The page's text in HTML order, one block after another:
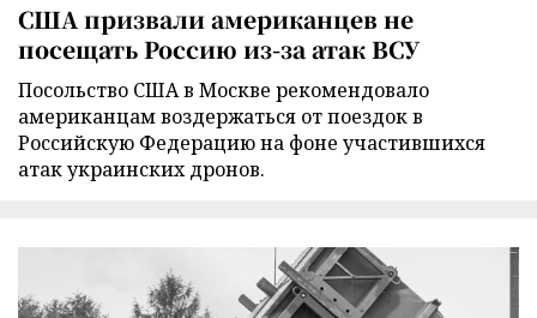
США призвали американцев не
посещать Россию из-за атак ВСУ
Посольство США в Москве рекомендовало
американцам воздержаться от поездок в
Российскую Федерацию на фоне участившихся
атак украинских дронов.